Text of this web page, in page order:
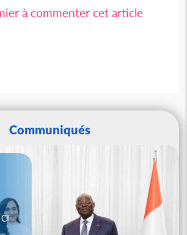
à commenter cet article
Communiqués